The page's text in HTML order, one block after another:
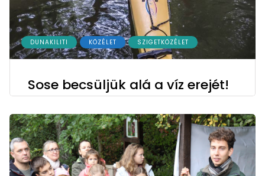
DUNAKILITI KÖZÉLET SZIGETKÖZÉLET
Sose becsüljük alá a víz erejét!